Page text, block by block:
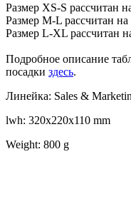
Размер XS-S рассчитан
Размер M-L рассчитан на
Размер L-XL рассчитан
Подробное описание
посадки здесь.
Линейка: Sales &
lwh: 320x220x110 mm
Weight: 800 g